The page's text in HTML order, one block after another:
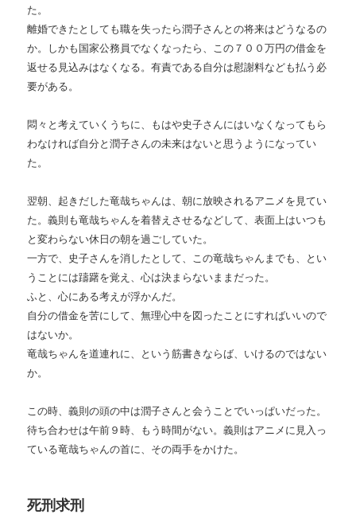
た。
離婚できたとしても職を失ったら潤子さんとの将来はどうなるの
か。しかも国家公務員でなくなったら、この７００万円の借金を
返せる見込みはなくなる。有責である自分は慰謝料なども払う必
要がある。
悶々と考えていくうちに、もはや史子さんにはいなくなってもら
わなければ自分と潤子さんの未来はないと思うようになってい
た。
翌朝、起きだした竜哉ちゃんは、朝に放映されるアニメを見てい
た。義則も竜哉ちゃんを着替えさせるなどして、表面上はいつも
と変わらない休日の朝を過ごしていた。
一方で、史子さんを消したとして、この竜哉ちゃんまでも、とい
うことには躊躇を覚え、心は決まらないままだった。
ふと、心にある考えが浮かんだ。
自分の借金を苦にして、無理心中を図ったことにすればいいので
はないか。
竜哉ちゃんを道連れに、という筋書きならば、いけるのではない
か。
この時、義則の頭の中は潤子さんと会うことでいっぱいだった。
待ち合わせは午前９時、もう時間がない。義則はアニメに見入っ
ている竜哉ちゃんの首に、その両手をかけた。
死刑求刑